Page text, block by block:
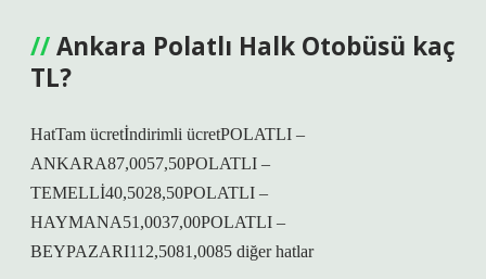
Ankara Polatlı Halk Otobüsü kaç
TL?
HatTam ücretİndirimli ücretPOLATLI –
ANKARA87,0057,50POLATLI –
TEMELLİ40,5028,50POLATLI –
HAYMANA51,0037,00POLATLI –
BEYPAZARI112,5081,0085 diğer hatlar